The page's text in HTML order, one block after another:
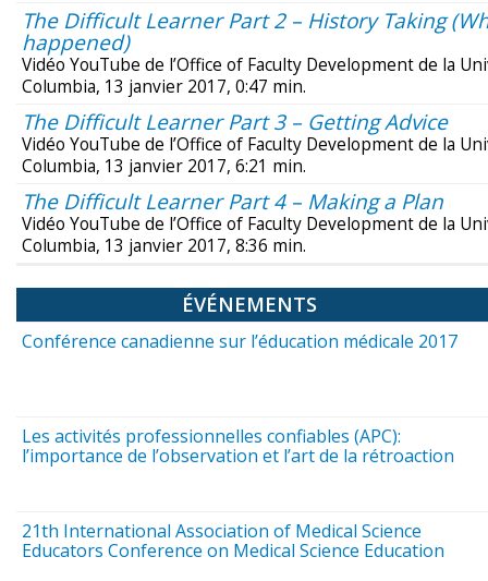
The Difficult Learner Part 2 – History Taking
happened)
Vidéo YouTube de l’Office of Faculty Development de la
Columbia, 13 janvier 2017, 0:47 min.
The Difficult Learner Part 3 – Getting Advice
Vidéo YouTube de l’Office of Faculty Development de la
Columbia, 13 janvier 2017, 6:21 min.
The Difficult Learner Part 4 – Making a Plan
Vidéo YouTube de l’Office of Faculty Development de la
Columbia, 13 janvier 2017, 8:36 min.
ÉVÉNEMENTS
Conférence canadienne sur l’éducation médicale 2017
Les activités professionnelles confiables (APC):
l’importance de l’observation et l’art de la rétroaction
21th International Association of Medical Science
Educators Conference on Medical Science Education